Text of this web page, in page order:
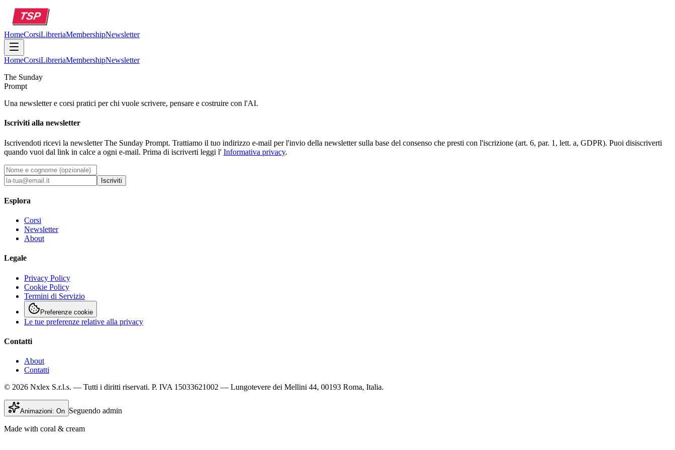
HomeCorsiLibreriaMembershipNewsletter
HomeCorsiLibreriaMembershipNewsletter
The Sunday
Prompt
Una newsletter e corsi pratici per chi vuole scrivere, pensare e costruire con l'AI.
Iscriviti alla newsletter
Iscrivendoti ricevi la newsletter The Sunday Prompt. Trattiamo il tuo indirizzo e-mail per l'invio della newsletter sulla base del consenso che presti con l'iscrizione (art. 6, par. 1, lett. a, GDPR). Puoi disiscriverti
quando vuoi dal link in calce a ogni e-mail. Prima di iscriverti leggi l' Informativa privacy.
Iscriviti
Esplora
Corsi
Newsletter
About
Legale
Privacy Policy
Cookie Policy
Termini di Servizio
Preferenze cookie
Le tue preferenze relative alla privacy
Contatti
About
Contatti
© 2026 Nxlex S.r.l.s. — Tutti i diritti riservati. P. IVA 15033621002 — Lungotevere dei Mellini 44, 00193 Roma, Italia.
Animazioni: On Seguendo admin
Made with coral & cream